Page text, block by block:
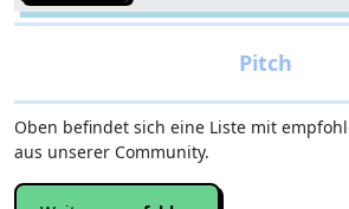
Oben befindet sich eine Liste mit
aus unserer Community.